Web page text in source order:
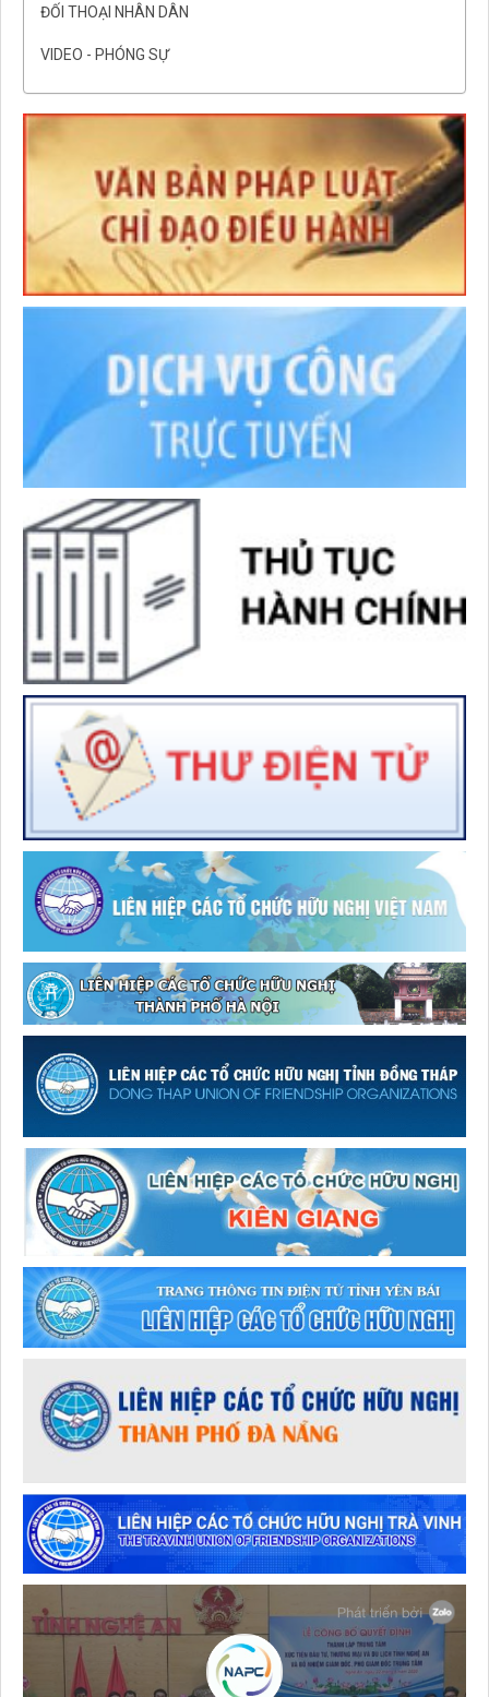
ĐỐI THOẠI NHÂN DÂN
VIDEO - PHÓNG SỰ